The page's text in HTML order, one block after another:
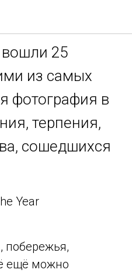
2026
вошли 25
из самых
фотография в
терпения,
сошедшихся
Year
побережья,
ещё можно